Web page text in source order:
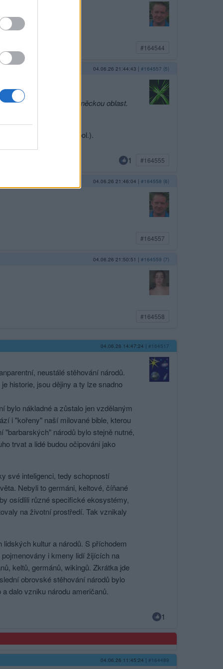
#164544
04.06.26 21:44:43 | #164557 (5)
ukrajinskou Doněckou oblast.
ruSSofilů (Visitora a spol.).
1 #164555
04.06.26 21:46:04 | #164558 (6)
#164557
04.06.26 21:50:51 | #164559 (7)
#164558
04.06.26 14:47:24 | #164517
neustálé stěhování národů.
historie, jsou dějiny a ty lze snadno
bylo nákladné a zůstalo jen vzdělaným
i "kořeny" naší milované bible, kterou
národů bylo stejně nutné,
trvat a lidé budou očipováni jako
své inteligenci, tedy schopností
Nebyli to germáni, keltové, číňané
osídlili různé specifické ekosystémy,
na životní prostředí. Tak vznikaly
kultur a národů. S příchodem
i kmeny lidí žijících na
keltů, germánů, wikingů. Zkrátka jde
obrovské stěhování národů bylo
dalo vzniku národu američanů.
1
04.06.26 11:45:24 | #164489